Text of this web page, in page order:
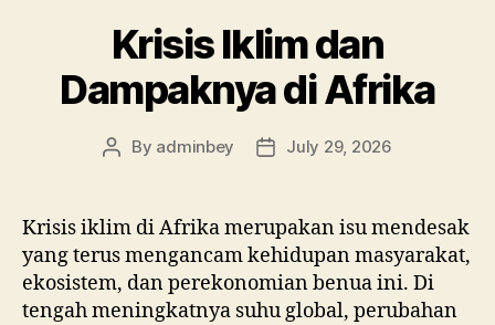
Krisis Iklim dan
Dampaknya di Afrika
Post
By adminbey
PostJuly 29, 2026
Krisis iklim di Afrika merupakan isu mendesak
yang terus mengancam kehidupan masyarakat,
ekosistem, dan perekonomian benua ini. Di
tengah meningkatnya suhu global, perubahan